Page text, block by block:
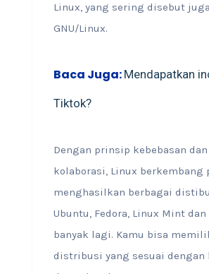
Linux, yang sering disebut
GNU/Linux.
Baca Juga: Mendapatkan
Tiktok?
Dengan prinsip kebebasan dan
kolaborasi, Linux berkembang
menghasilkan berbagai
Ubuntu, Fedora, Linux Mint
banyak lagi. Kamu bisa
distribusi yang sesuai dengan